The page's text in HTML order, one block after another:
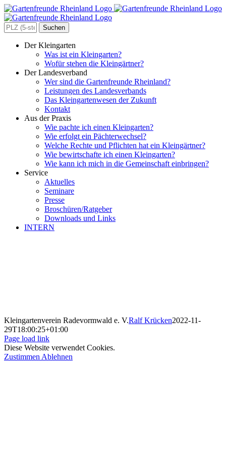
Zum
Inhalt
springen
Search
for:
Der Kleingarten
Was ist ein Kleingarten?
Wofür stehen die Kleingärtner?
Der Landesverband
Wer sind die Gartenfreunde Rheinland?
Leistungen des Landesverbands
Das Kleingartenwesen der Zukunft
Kontakt
Aus der Praxis
Wie pachte ich einen Kleingarten?
Wie erfolgt ein Pächterwechsel?
Welche Rechte und Pflichten hat ein Kleingärtner?
Wie bewirtschafte ich einen Kleingarten?
Wie kann ich mich in die Gemeinschaft einbringen?
Service
Aktuelles
Seminare
Presse
Broschüren/Ratgeber
Downloads und Links
INTERN
Kleingartenverein Radevormwald e. V.Ralf Krücken2022-11-
29T18:00:25+01:00
Page load link
Diese Website verwendet Cookies.
Zustimmen Ablehnen